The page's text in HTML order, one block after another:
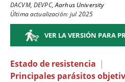
DACVM, DEVPC,Aarhus University
Última actualización: jul 2025
VER LA VERSIÓN PARA
Estado de resistencia |
Principales parásitos